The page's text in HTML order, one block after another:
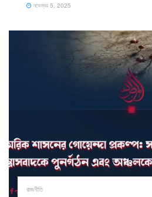
নভেম্বর 5, 2025
রাজনীতি